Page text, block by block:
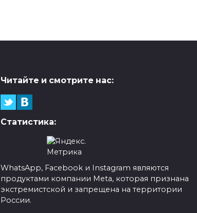
Читайте и смотрите нас:
Статистика:
WhatsApp, Facebook и Instagram являются
продуктами компании Meta, которая признана
экстремистской и запрещена на территории
России.